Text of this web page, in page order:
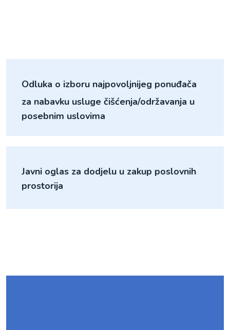
Odluka o izboru najpovoljnijeg ponuđača
za nabavku usluge čišćenja/održavanja u
posebnim uslovima
Javni oglas za dodjelu u zakup poslovnih
prostorija